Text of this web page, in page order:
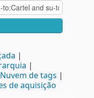
Nuvem de tags
de aquisição